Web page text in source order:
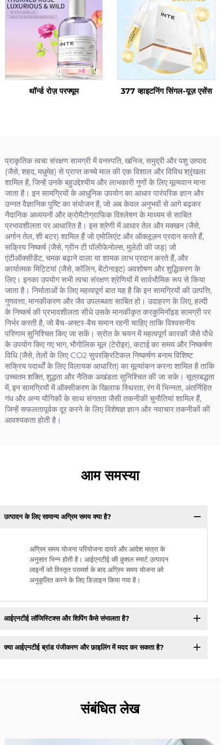
थॉर्न्ड रोज़ परफ्यूम 377 व्हाइटनिंग सिंगल-यूज़ एसेंस
प्राकृतिक त्वचा संरक्षण सामग्री में वनस्पति, खनिज, समुद्री और पशु उत्पाद
(जैसे, शहद, मधुमेह) से प्राप्त कच्चे माल की एक विशाल और विविध श्रृंखला
शामिल है, जिन्हें उनके बहुउद्देश्यीय और लाभकारी गुणों के लिए मूल्यवान माना
जाता है। इन सामग्रियों के आधुनिक उपयोग का आधार पारंपरिक ज्ञान और
उन्नत वैज्ञानिक पुष्टि का संयोजन है, जो अब केवल अनुभवों से आगे बढ़कर
नैदानिक अध्ययनों और क्रोमैटोग्राफिक विश्लेषण के माध्यम से साबित
प्रभावशीलता पर आधारित है। इस श्रेणी में आधार तेल और मक्खन (जैसे,
अर्गान तेल, शी बटर) शामिल हैं जो एमोलिएंट और ऑक्लूज़न प्रदान करते हैं,
सक्रिय निष्कर्ष (जैसे, ग्रीन टी पॉलीफेनोल्स, मुलेठी की जड़) जो
एंटीऑक्सीडेंट, चमक बढ़ाने वाला या शामक लाभ प्रदान करते हैं, और
कार्यात्मक मिट्टियां (जैसे, कॉलिन, बेंटोनाइट) अवशोषण और शुद्धिकरण के
लिए। इनका उपयोग सभी त्वचा संरक्षण श्रेणियों में सार्वभौमिक रूप से किया
जाता है। निर्माताओं के लिए महत्वपूर्ण बात यह है कि इन सामग्रियों की उत्पत्ति,
गुणवत्ता, मानकीकरण और जैव उपलब्धता साबित हो। उदाहरण के लिए, हल्दी
के निष्कर्ष की प्रभावशीलता सीधे उसके मानकीकृत करकुमिनॉइड सामग्री पर
निर्भर करती है, जो बैच-अफ्टर-बैच समान रहनी चाहिए ताकि विश्वसनीय
परिणाम सुनिश्चित किए जा सकें। स्रोत के चयन में महत्वपूर्ण कारकों जैसे पौधे
के उपयोग किए गए भाग, भौगोलिक मूल (टेरोइर), कटाई का समय और निष्कर्षण
विधि (जैसे, तेलों के लिए CO2 सुपरक्रिटिकल निष्कर्षण बनाम विशिष्ट
सक्रिय पदार्थों के लिए विलायक आधारित) का मूल्यांकन करना शामिल है ताकि
उच्चतम शक्ति, शुद्धता और नैतिक अखंडता सुनिश्चित की जा सके। सूत्रबद्धता
में, इन सामग्रियों में ऑक्सीकरण के खिलाफ स्थिरता, रंग में भिन्नता, अंतर्निहित
गंध और अन्य यौगिकों के साथ संगतता जैसी तकनीकी चुनौतियां शामिल हैं,
जिन्हें सफलतापूर्वक दूर करने के लिए विशेषज्ञ ज्ञान और नवाचार तकनीकों की
आवश्यकता होती है।
आम समस्या
उत्पादन के लिए सामान्य अग्रिम समय क्या है?
अग्रिम समय योजना परियोजना दायरे और आदेश मात्रा के
अनुसार भिन्न होती है। आईएनटीई की कुशल स्मार्ट उत्पादन
लाइनों को विस्तृत परामर्श के बाद अग्रिम समय योजना को
अनुकूलित करने के लिए डिज़ाइन किया गया है।
आईएनटीई लॉजिस्टिक्स और शिपिंग कैसे संभालता है?
क्या आईएनटीई ब्रांड पंजीकरण और फ़ाइलिंग में मदद कर सकता है?
संबंधित लेख